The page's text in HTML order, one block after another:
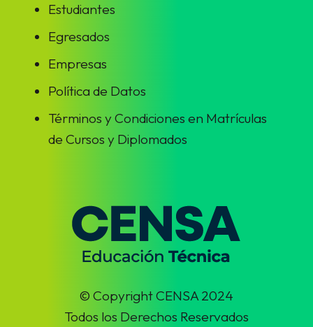
Estudiantes
Egresados
Empresas
Política de Datos
Términos y Condiciones en Matrículas
de Cursos y Diplomados
© Copyright CENSA 2024
Todos los Derechos Reservados